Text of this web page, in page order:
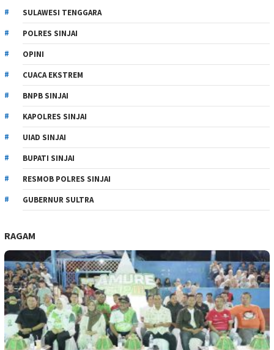
SULAWESI TENGGARA
POLRES SINJAI
OPINI
CUACA EKSTREM
BNPB SINJAI
KAPOLRES SINJAI
UIAD SINJAI
BUPATI SINJAI
RESMOB POLRES SINJAI
GUBERNUR SULTRA
RAGAM